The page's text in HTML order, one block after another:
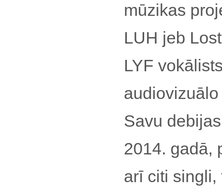
mūzikas
LUH jeb
LYF
Savu
2014. gadā,
arī citi singli,